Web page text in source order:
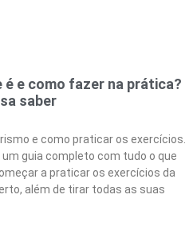
é e como fazer na prática?
saber
e como praticar os exercícios.
guia completo com tudo o que
a praticar os exercícios da
além de tirar todas as suas